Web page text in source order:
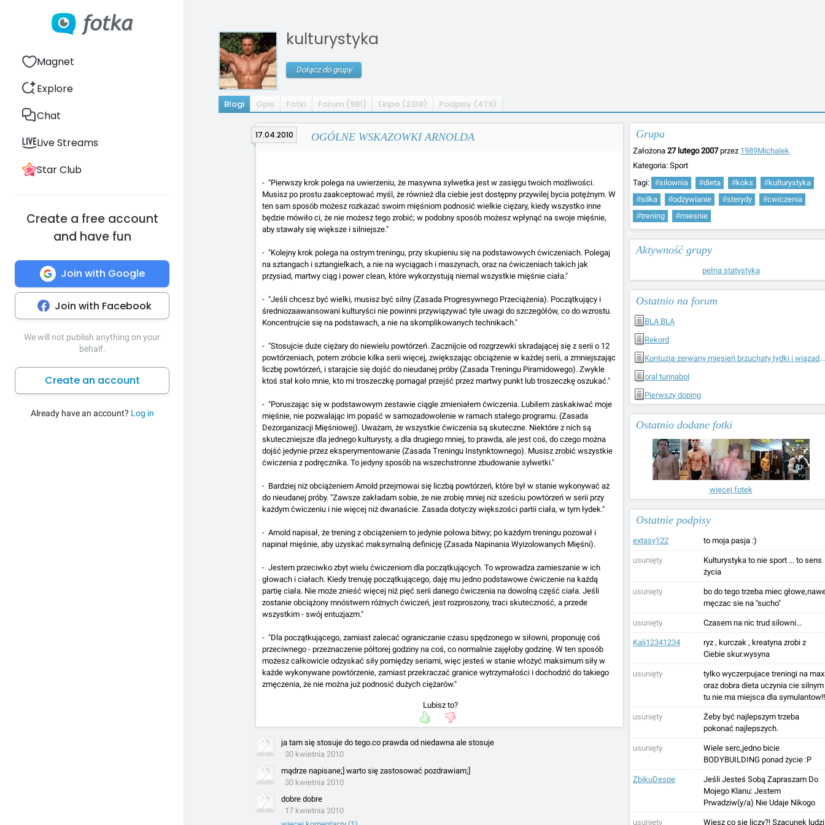
Magnet
Explore
Chat
Live Streams
Star Club
Create a free account
and have fun
Join with Google
Join with Facebook
We will not publish anything on your
behalf.
Create an account
Already have an account? Log in
kulturystyka
Dołącz do grupy
Blogi Opis Fotki Forum (981) Ekipa (2318) Podpisy (479)
Grupa
Założona 27 lutego 2007przez 1989Michalek
Kategoria: Sport
Tagi: #silownia #dieta #koks #kulturystyka
#silka #odzywianie #sterydy #cwiczenia
#trening #miesnie
Aktywność grupy
pełna statystyka
Ostatnio na forum
BLA BLA
Rekord
Kontuzja-zerwany mięsień brzuchaty łydki i wiązadło poprzeczne boczne zewnętrzne w kolanie
oral turinabol
Pierwszy doping
Ostatnio dodane fotki
więcej fotek
Ostatnie podpisy
extasy122 to moja pasja :)
usunięty
Kulturystyka to nie sport ... to sens
życia
usunięty
bo do tego trzeba miec
męczac sie na "sucho"
usunięty Czasem na nic trud silowni...
Kali12341234
ryz , kurczak , kreatyna zrobi z
Ciebie skur.wysyna
usunięty
tylko wyczerpujace treningi na
oraz dobra dieta uczynia cie silnym
tu nie ma miejsca dla symulantow!!
usunięty
Żeby być najlepszym trzeba
pokonać najlepszych.
usunięty
Wiele serc,jedno bicie
BODYBUILDING ponad życie :P
ZbikuDespe
Jeśli Jesteś Sobą Zapraszam Do
Mojego Klanu: Jestem
Prwadziw(y/a) Nie Udaje Nikogo
usunięty Wiesz co się liczy?! Szacunek ludzi
17.04.2010 OGÓLNE WSKAZOWKI ARNOLDA
- "Pierwszy krok polega na uwierzeniu, że masywna sylwetka jest w zasięgu twoich możliwości.
Musisz po prostu zaakceptować myśl, że również dla ciebie jest dostępny przywilej bycia potężnym. W
ten sam sposób możesz rozkazać swoim mięśniom podnosić wielkie ciężary, kiedy wszystko inne
będzie mówiło ci, że nie możesz tego zrobić; w podobny sposób możesz wpłynąć na swoje mięśnie,
aby stawały się większe i silniejsze."
- "Kolejny krok polega na ostrym treningu, przy skupieniu się na podstawowych ćwiczeniach. Polegaj
na sztangach i sztangielkach, a nie na wyciągach i maszynach, oraz na ćwiczeniach takich jak
przysiad, martwy ciąg i power clean, które wykorzystują niemal wszystkie mięśnie ciała."
- "Jeśli chcesz być wielki, musisz być silny (Zasada Progresywnego Przeciążenia). Początkujący i
średniozaawansowani kulturyści nie powinni przywiązywać tyle uwagi do szczegółów, co do wzrostu.
Koncentrujcie się na podstawach, a nie na skomplikowanych technikach."
- "Stosujcie duże ciężary do niewielu powtórzeń. Zacznijcie od rozgrzewki skradającej się z serii o 12
powtórzeniach, potem zróbcie kilka serii więcej, zwiększając obciążenie w każdej serii, a zmniejszając
liczbę powtórzeń, i starajcie się dojść do nieudanej próby (Zasada Treningu Piramidowego). Zwykle
ktoś stał koło mnie, kto mi troszeczkę pomagał przejść przez martwy punkt lub troszeczkę oszukać."
- "Poruszając się w podstawowym zestawie ciągle zmieniałem ćwiczenia. Lubiłem zaskakiwać moje
mięśnie, nie pozwalając im popaść w samozadowolenie w ramach stałego programu. (Zasada
Dezorganizacji Mięśniowej). Uważam, że wszystkie ćwiczenia są skuteczne. Niektóre z nich są
skuteczniejsze dla jednego kulturysty, a dla drugiego mniej, to prawda, ale jest coś, do czego można
dojść jedynie przez eksperymentowanie (Zasada Treningu Instynktownego). Musisz zrobić wszystkie
ćwiczenia z podręcznika. To jedyny sposób na wszechstronne zbudowanie sylwetki."
- Bardziej niż obciążeniem Arnold przejmowai się liczbą powtórzeń, które był w stanie wykonywać aż
do nieudanej próby. "Zawsze zakładam sobie, że nie zrobię mniej niż sześciu powtórzeń w serii przy
każdym ćwiczeniu i nie więcej niż dwanaście. Zasada dotyczy większości partii ciała, w tym łydek."
- Arnold napisał, że trening z obciążeniem to jedynie połowa bitwy; po każdym treningu pozował i
napinał mięśnie, aby uzyskać maksymalną definicję (Zasada Napinania Wyizolowanych Mięśni).
- Jestem przeciwko zbyt wielu ćwiczeniom dla początkujących. To wprowadza zamieszanie w ich
głowach i ciałach. Kiedy trenuję początkującego, daję mu jedno podstawowe ćwiczenie na każdą
partię ciała. Nie może znieść więcej niż pięć serii danego ćwiczenia na dowolną część ciała. Jeśli
zostanie obciążony mnóstwem różnych ćwiczeń, jest rozproszony, traci skuteczność, a przede
wszystkim - swój entuzjazm."
- "Dla początkującego, zamiast zalecać ograniczanie czasu spędzonego w siłowni, proponuję coś
przeciwnego - przeznaczenie półtorej godziny na coś, co normalnie zajęłoby godzinę. W ten sposób
możesz całkowicie odzyskać siły pomiędzy seriami, więc jesteś w stanie włożyć maksimum siły w
każde wykonywane powtórzenie, zamiast przekraczać granice wytrzymałości i dochodzić do takiego
zmęczenia, że nie można już podnosić dużych ciężarów."
Lubisz to?
ja tam się stosuje do tego.co prawda od niedawna ale stosuje
30 kwietnia 2010
mądrze napisane;] warto się zastosować pozdrawiam;]
30 kwietnia 2010
dobre dobre
17 kwietnia 2010